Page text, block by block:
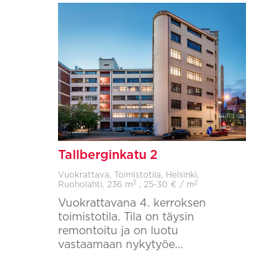
Tallberginkatu 2
Vuokrattava, Toimistotila, Helsinki,
Ruoholahti, 236 m2 , 25-30 € / m2
Vuokrattavana 4. kerroksen
toimistotila. Tila on täysin
remontoitu ja on luotu
vastaamaan nykytyöe...